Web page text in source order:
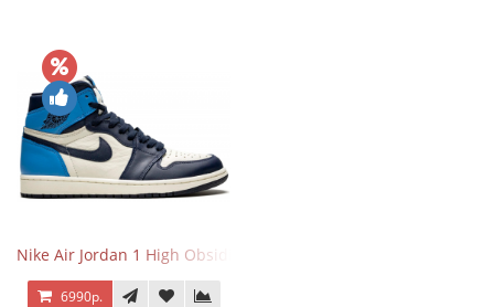
Nike Air Jordan 1 High Obsidian University Blue
6990р.